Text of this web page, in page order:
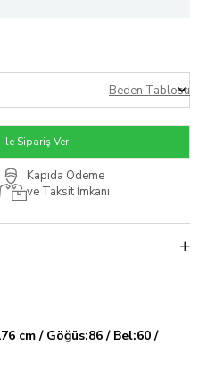
Beden Tablosu
Sipariş Ver
Kapıda Ödeme
ve Taksit İmkanı
cm / Göğüs:86 / Bel:60 /